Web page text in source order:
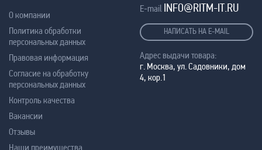
О компании
Политика обработки
персональных данных
Правовая информация
Согласие на обработку
персональных данных
Контроль качества
Вакансии
Отзывы
Наши преимущества
E-mail INFO@RITM-IT.RU
НАПИСАТЬ НА E-MAIL
Адрес выдачи товара:
г. Москва, ул. Садовники, дом
4, кор.1